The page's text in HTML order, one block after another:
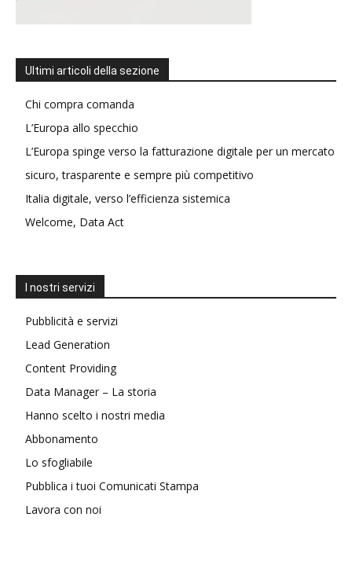
Ultimi articoli della sezione
Chi compra comanda
L’Europa allo specchio
L’Europa spinge verso la fatturazione digitale per un mercato
sicuro, trasparente e sempre più competitivo
Italia digitale, verso l’efficienza sistemica
Welcome, Data Act
I nostri servizi
Pubblicità e servizi
Lead Generation
Content Providing
Data Manager – La storia
Hanno scelto i nostri media
Abbonamento
Lo sfogliabile
Pubblica i tuoi Comunicati Stampa
Lavora con noi